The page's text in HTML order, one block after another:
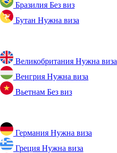
Бразилия Без виз
Бутан Нужна виза
Великобритания Нужна виза
Венгрия Нужна виза
Вьетнам Без виз
Германия Нужна виза
Греция Нужна виза